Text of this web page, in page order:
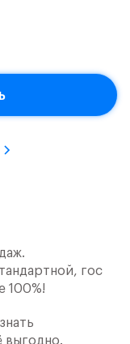
гос
100%!
выгодно.